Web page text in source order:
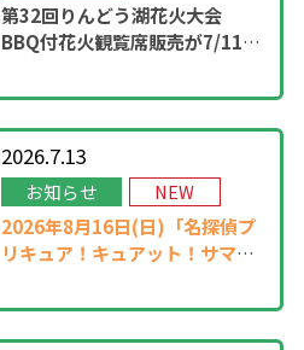
第32回りんどう湖花火大会
BBQ付花火観覧席販売が7/11
2026.7.13
お知らせ NEW
2026年8月16日(日)「名探偵プ
リキュア！キュアット！サマー